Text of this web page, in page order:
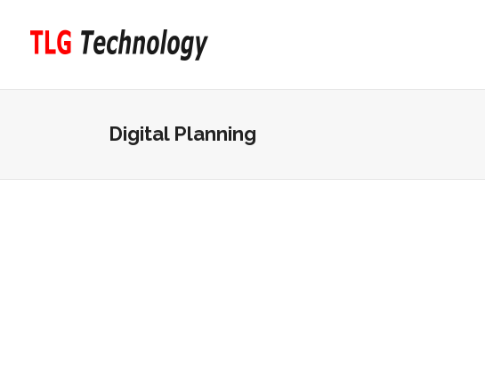
Digital Planning